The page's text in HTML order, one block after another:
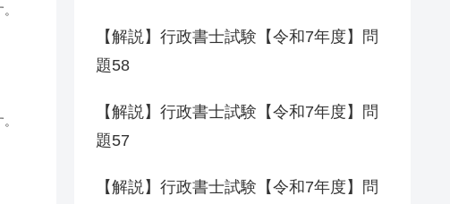
【解説】行政書士試験【令和7年度】問
題58
【解説】行政書士試験【令和7年度】問
題57
【解説】行政書士試験【令和7年度】問